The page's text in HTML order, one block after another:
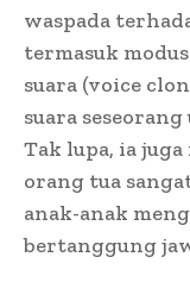
waspada
termasuk
suara (voice
suara
Tak lupa, ia
orang tua
anak-anak
bertanggung